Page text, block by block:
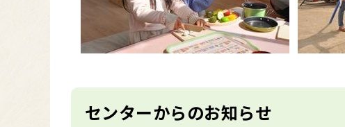
センターからのお知らせ